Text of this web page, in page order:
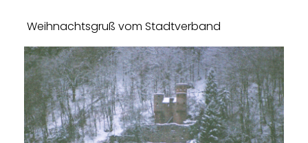
Weihnachtsgruß vom Stadtverband